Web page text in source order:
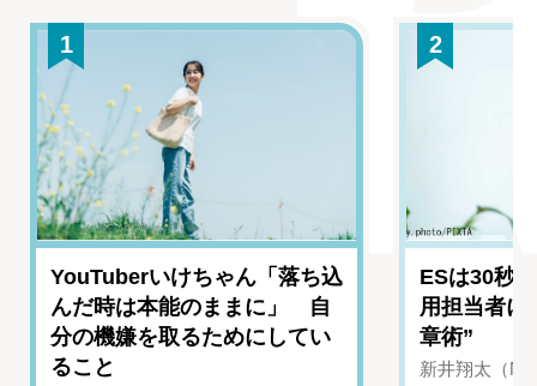
1
YouTuberいけちゃん「落ち込
んだ時は本能のままに」 自
分の機嫌を取るためにしてい
ること
2
ESは30秒
用担当者に
章術”
新井翔太（